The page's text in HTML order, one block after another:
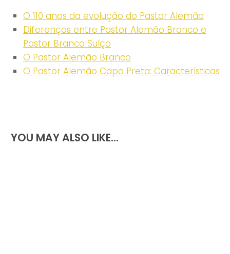
O 110 anos da evolução do Pastor Alemão
Diferenças entre Pastor Alemão Branco e
Pastor Branco Suíço
O Pastor Alemão Branco
O Pastor Alemão Capa Preta: Características
YOU MAY ALSO LIKE...